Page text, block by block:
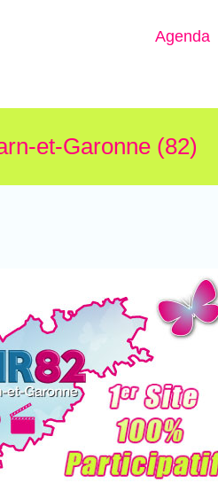
Agenda
et-Garonne (82)